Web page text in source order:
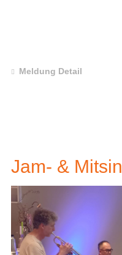
Meldung Detail
Jam- &